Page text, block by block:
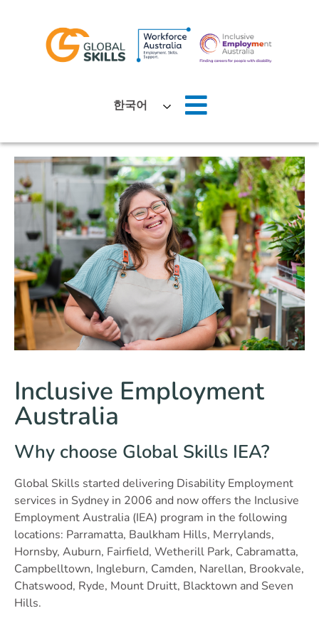
한국어
홈
구직자
고용주
뉴스
위치
문의하기
Inclusive Employment
Australia
Why choose Global Skills IEA?
Global Skills started delivering Disability Employment
services in Sydney in 2006 and now offers the Inclusive
Employment Australia (IEA) program in the following
locations: Parramatta, Baulkham Hills, Merrylands,
Hornsby, Auburn, Fairfield, Wetherill Park, Cabramatta,
Campbelltown, Ingleburn, Camden, Narellan, Brookvale,
Chatswood, Ryde, Mount Druitt, Blacktown and Seven
Hills.